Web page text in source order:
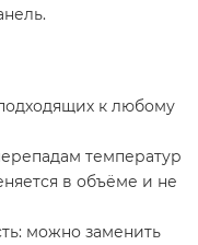
к любому
температур
в объёме и не
можно заменить